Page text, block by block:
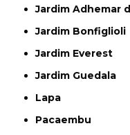
Jardim Adhemar
Jardim Bonfiglioli
Jardim Everest
Jardim Guedala
Lapa
Pacaembu